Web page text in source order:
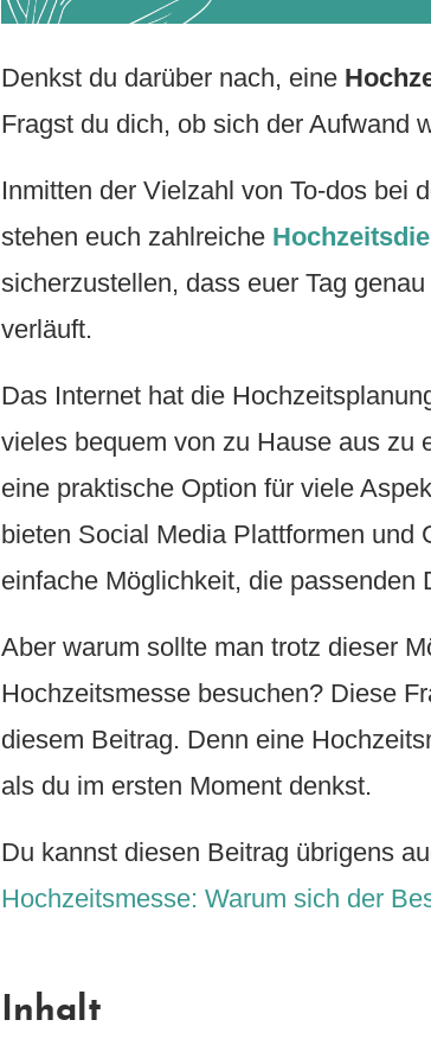
Denkst du darüber nach, eine
Fragst du dich, ob sich der Aufwand
Inmitten der Vielzahl von To-dos bei
stehen euch zahlreiche
sicherzustellen, dass euer Tag
verläuft.
Das Internet hat die
vieles bequem von zu Hause aus zu
eine praktische Option für viele
bieten Social Media Plattformen und
einfache Möglichkeit, die passenden
Aber warum sollte man trotz dieser
Hochzeitsmesse besuchen? Diese
diesem Beitrag. Denn eine
als du im ersten Moment denkst.
Du kannst diesen Beitrag übrigens
Hochzeitsmesse: Warum sich der
Inhalt